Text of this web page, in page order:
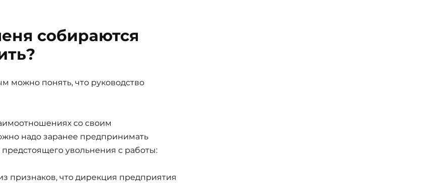
собираются
можно понять, что руководство
со своим
надо заранее предпринимать
увольнения с работы:
признаков, что дирекция предприятия